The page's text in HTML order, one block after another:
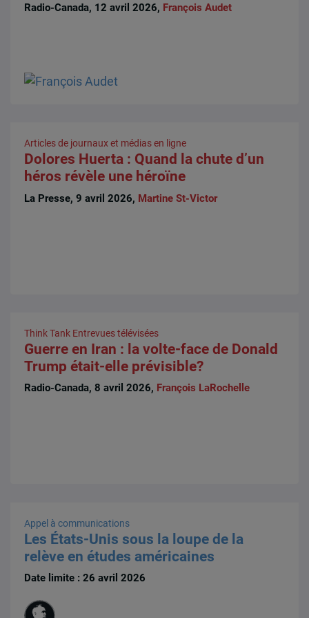
Radio-Canada, 12 avril 2026, François Audet
Articles de journaux et médias en ligne
Dolores Huerta : Quand la chute d’un
héros révèle une héroïne
La Presse, 9 avril 2026, Martine St-Victor
Think Tank Entrevues télévisées
Guerre en Iran : la volte-face de Donald
Trump était-elle prévisible?
Radio-Canada, 8 avril 2026, François LaRochelle
Appel à communications
Les États-Unis sous la loupe de la
relève en études américaines
Date limite : 26 avril 2026